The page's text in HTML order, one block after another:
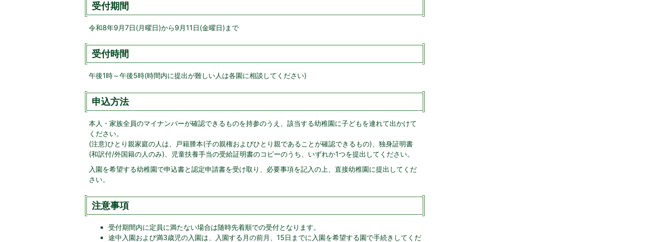
受付期間
令和8年9月7日(月曜日)から9月11日(金曜日)まで
受付時間
午後1時～午後5時(時間内に提出が難しい人は各園に相談してください)
申込方法
本人・家族全員のマイナンバーが確認できるものを持参のうえ、該当する幼稚園に子どもを連れて出かけて
ください。
(注意)ひとり親家庭の人は、戸籍謄本(子の親権およびひとり親であることが確認できるもの)、独身証明書
(和訳付/外国籍の人のみ)、児童扶養手当の受給証明書のコピーのうち、いずれか1つを提出してください。
入園を希望する幼稚園で申込書と認定申請書を受け取り、必要事項を記入の上、直接幼稚園に提出してくだ
さい。
注意事項
受付期間内に定員に満たない場合は随時先着順での受付となります。
途中入園および満3歳児の入園は、入園する月の前月、15日までに入園を希望する園で手続きしてくだ